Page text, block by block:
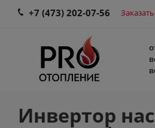
+7 (473) 202-07-56
Инвертор